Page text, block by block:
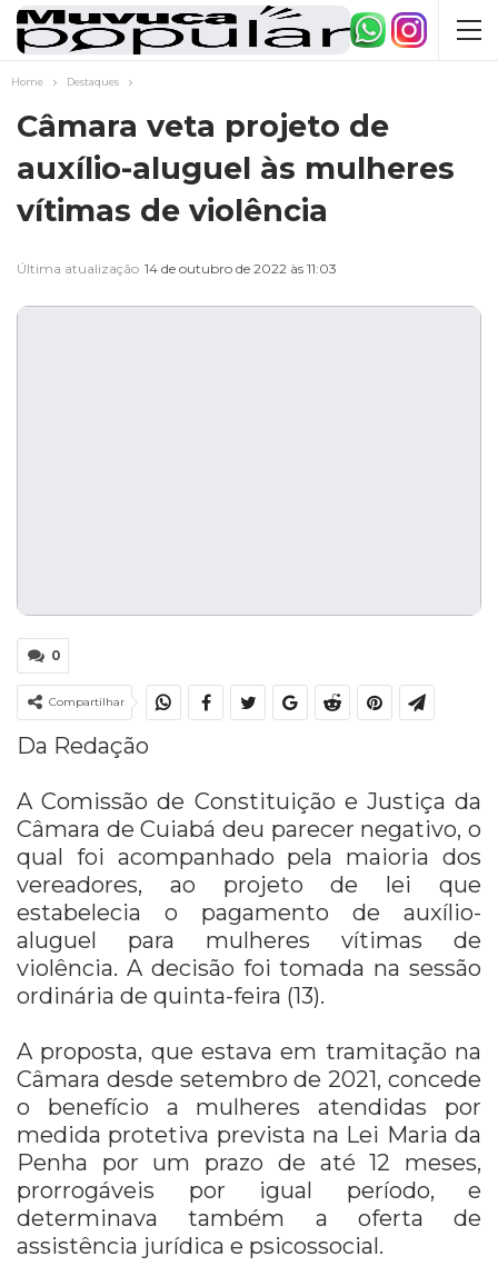
Home Destaques
Câmara veta projeto de
auxílio-aluguel às mulheres
vítimas de violência
Última atualização 14 de outubro de 2022 às 11:03
0
Compartilhar
Da Redação
A Comissão de Constituição e Justiça da
Câmara de Cuiabá deu parecer negativo, o
qual foi acompanhado pela maioria dos
vereadores, ao projeto de lei que
estabelecia o pagamento de auxílio-
aluguel para mulheres vítimas de
violência. A decisão foi tomada na sessão
ordinária de quinta-feira (13).
A proposta, que estava em tramitação na
Câmara desde setembro de 2021, concede
o benefício a mulheres atendidas por
medida protetiva prevista na Lei Maria da
Penha por um prazo de até 12 meses,
prorrogáveis por igual período, e
determinava também a oferta de
assistência jurídica e psicossocial.